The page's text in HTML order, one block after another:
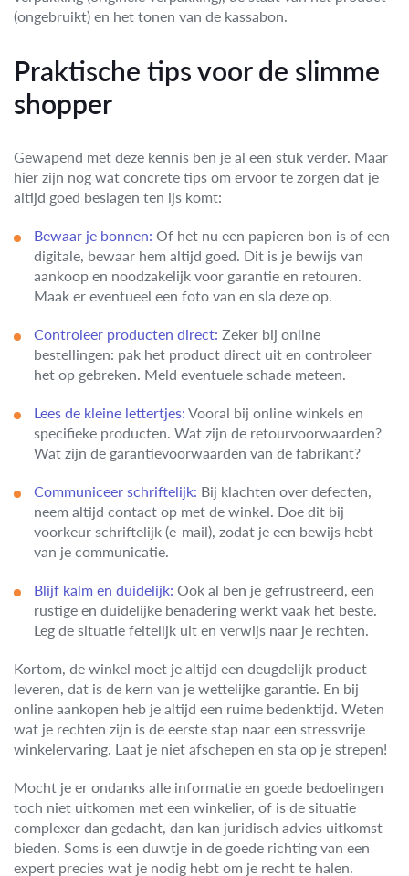
(ongebruikt) en het tonen van de kassabon.
Praktische tips voor de slimme
shopper
Gewapend met deze kennis ben je al een stuk verder. Maar
hier zijn nog wat concrete tips om ervoor te zorgen dat je
altijd goed beslagen ten ijs komt:
Bewaar je bonnen: Of het nu een papieren bon is of een
digitale, bewaar hem altijd goed. Dit is je bewijs van
aankoop en noodzakelijk voor garantie en retouren.
Maak er eventueel een foto van en sla deze op.
Controleer producten direct: Zeker bij online
bestellingen: pak het product direct uit en controleer
het op gebreken. Meld eventuele schade meteen.
Lees de kleine lettertjes: Vooral bij online winkels en
specifieke producten. Wat zijn de retourvoorwaarden?
Wat zijn de garantievoorwaarden van de fabrikant?
Communiceer schriftelijk: Bij klachten over defecten,
neem altijd contact op met de winkel. Doe dit bij
voorkeur schriftelijk (e-mail), zodat je een bewijs hebt
van je communicatie.
Blijf kalm en duidelijk: Ook al ben je gefrustreerd, een
rustige en duidelijke benadering werkt vaak het beste.
Leg de situatie feitelijk uit en verwijs naar je rechten.
Kortom, de winkel moet je altijd een deugdelijk product
leveren, dat is de kern van je wettelijke garantie. En bij
online aankopen heb je altijd een ruime bedenktijd. Weten
wat je rechten zijn is de eerste stap naar een stressvrije
winkelervaring. Laat je niet afschepen en sta op je strepen!
Mocht je er ondanks alle informatie en goede bedoelingen
toch niet uitkomen met een winkelier, of is de situatie
complexer dan gedacht, dan kan juridisch advies uitkomst
bieden. Soms is een duwtje in de goede richting van een
expert precies wat je nodig hebt om je recht te halen.